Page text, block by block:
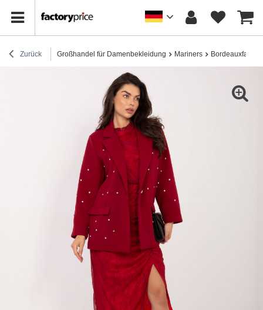
Zurück Großhandel für Damenbekleidung Mariners